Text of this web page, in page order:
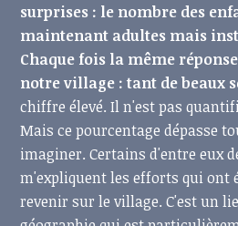
surprises : le nombre des
maintenant adultes mais
Chaque fois la même
notre village : tant de beaux
chiffre élevé. Il n'est pas
Mais ce pourcentage dépasse
imaginer. Certains d'entre eux
m'expliquent les efforts qui ont
revenir sur le village. C'est un